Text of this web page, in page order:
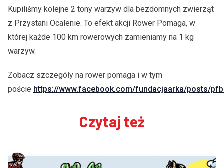
Kupiliśmy kolejne 2 tony warzyw dla bezdomnych zwierząt
z Przystani Ocalenie. To efekt akcji Rower Pomaga, w
której każde 100 km rowerowych zamieniamy na 1 kg
warzyw.
Zobacz szczegóły na rower pomaga i w tym
poście https://www.facebook.com/fundacjaarka/posts/
Czytaj też